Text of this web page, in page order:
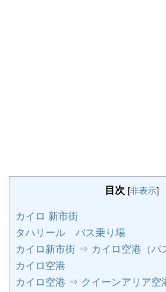
目次 [非表示]
カイロ 新市街
タハリール バス乗り場
カイロ新市街 ⇒ カイロ空港（バ
カイロ空港
カイロ空港 ⇒ クイーンアリア空